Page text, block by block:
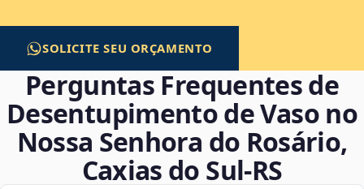
SOLICITE SEU ORÇAMENTO
Perguntas Frequentes de
Desentupimento de Vaso no
Nossa Senhora do Rosário,
Caxias do Sul‑RS